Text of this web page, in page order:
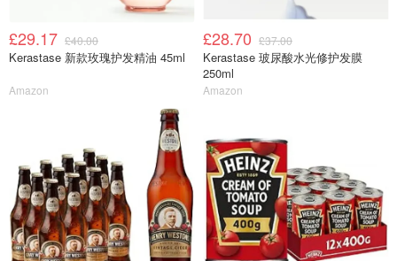
£29.17 £40.00
Kerastase 新款玫瑰护发精油 45ml
Amazon
£28.70 £37.00
Kerastase 玻尿酸水光修护发膜
250ml
Amazon